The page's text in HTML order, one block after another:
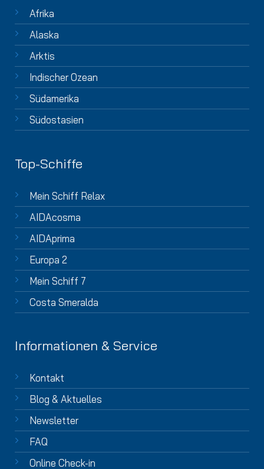
Afrika
Alaska
Arktis
Indischer Ozean
Südamerika
Südostasien
Top-Schiffe
Mein Schiff Relax
AIDAcosma
AIDAprima
Europa 2
Mein Schiff 7
Costa Smeralda
Informationen & Service
Kontakt
Blog & Aktuelles
Newsletter
FAQ
Online Check-in